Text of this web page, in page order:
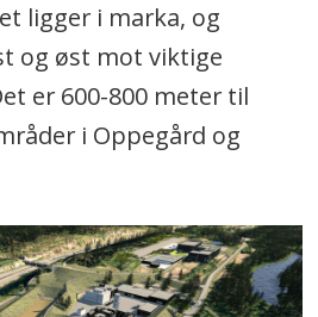
ligger i marka, og
og øst mot viktige
er 600-800 meter til
i Oppegård og